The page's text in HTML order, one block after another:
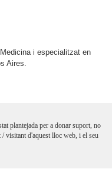
i especialitzat en
Aires.
plantejada per a donar suport, no
visitant d'aquest lloc web, i el seu